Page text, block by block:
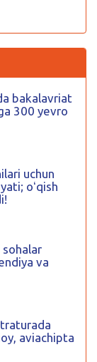
bakalavriat
300 yevro
uchun
oʻqish
sohalar
va
aviachipta